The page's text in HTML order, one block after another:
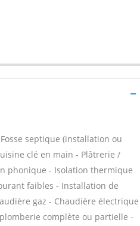
septique (installation ou
clé en main - Plâtrerie /
phonique - Isolation thermique
faibles - Installation de
gaz - Chaudière électrique
complète ou partielle -